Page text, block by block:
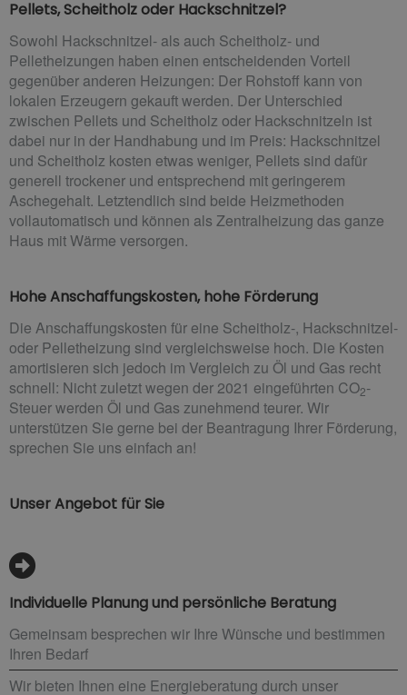
Pellets, Scheitholz oder Hackschnitzel?
Sowohl Hackschnitzel- als auch Scheitholz- und
Pelletheizungen haben einen entscheidenden Vorteil
gegenüber anderen Heizungen: Der Rohstoff kann von
lokalen Erzeugern gekauft werden. Der Unterschied
zwischen Pellets und Scheitholz oder Hackschnitzeln ist
dabei nur in der Handhabung und im Preis: Hackschnitzel
und Scheitholz kosten etwas weniger, Pellets sind dafür
generell trockener und entsprechend mit geringerem
Aschegehalt. Letztendlich sind beide Heizmethoden
vollautomatisch und können als Zentralheizung das ganze
Haus mit Wärme versorgen.
Hohe Anschaffungskosten, hohe Förderung
Die Anschaffungskosten für eine Scheitholz-, Hackschnitzel-
oder Pelletheizung sind vergleichsweise hoch. Die Kosten
amortisieren sich jedoch im Vergleich zu Öl und Gas recht
schnell: Nicht zuletzt wegen der 2021 eingeführten CO2-
Steuer werden Öl und Gas zunehmend teurer. Wir
unterstützen Sie gerne bei der Beantragung Ihrer Förderung,
sprechen Sie uns einfach an!
Unser Angebot für Sie
Individuelle Planung und persönliche Beratung
Gemeinsam besprechen wir Ihre Wünsche und bestimmen
Ihren Bedarf
Wir bieten Ihnen eine Energieberatung durch unser